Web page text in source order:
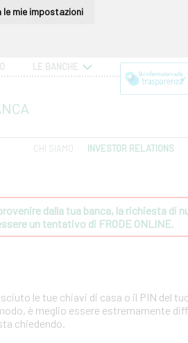
LE BANCHE
CHI SIAMO INVESTOR RELATIONS
dalla tua banca, la richiesta
un tentativo di FRODE ONLINE.
le tue chiavi di casa o il PIN del
è meglio essere estremamente
chiedendo.